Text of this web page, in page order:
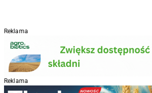
Reklama
Reklama